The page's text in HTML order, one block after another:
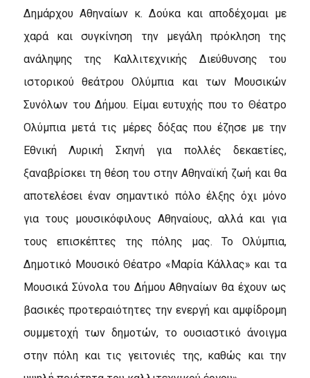
Δημάρχου Αθηναίων κ. Δούκα και αποδέχομαι με
χαρά και συγκίνηση την μεγάλη πρόκληση της
ανάληψης της Καλλιτεχνικής Διεύθυνσης του
ιστορικού θεάτρου Ολύμπια και των Μουσικών
Συνόλων του Δήμου. Είμαι ευτυχής που το Θέατρο
Ολύμπια μετά τις μέρες δόξας που έζησε με την
Εθνική Λυρική Σκηνή για πολλές δεκαετίες,
ξαναβρίσκει τη θέση του στην Αθηναϊκή ζωή και θα
αποτελέσει έναν σημαντικό πόλο έλξης όχι μόνο
για τους μουσικόφιλους Αθηναίους, αλλά και για
τους επισκέπτες της πόλης μας. Το Ολύμπια,
Δημοτικό Μουσικό Θέατρο «Μαρία Κάλλας» και τα
Μουσικά Σύνολα του Δήμου Αθηναίων θα έχουν ως
βασικές προτεραιότητες την ενεργή και αμφίδρομη
συμμετοχή των δημοτών, το ουσιαστικό άνοιγμα
στην πόλη και τις γειτονιές της, καθώς και την